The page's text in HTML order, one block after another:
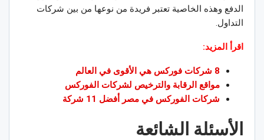
الدفع وهذه الخاصية تعتبر فريدة من نوعها من بين شركات
التداول.
اقرأ المزيد:
8 شركات فوركس هي الأقوى في العالم
مواقع الرقابة والترخيص لشركات الفوركس
شركات الفوركس في مصر أفضل 11 شركة
الأسئلة الشائعة